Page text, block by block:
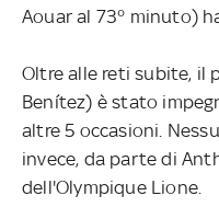
Aouar al 73° minuto)
Oltre alle reti subite, il
Benítez) è stato
altre 5 occasioni.
invece, da parte di
dell'Olympique Lione.